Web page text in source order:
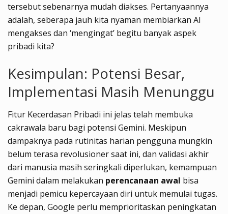
tersebut sebenarnya mudah diakses. Pertanyaannya
adalah, seberapa jauh kita nyaman membiarkan AI
mengakses dan ‘mengingat’ begitu banyak aspek
pribadi kita?
Kesimpulan: Potensi Besar,
Implementasi Masih Menunggu
Fitur Kecerdasan Pribadi ini jelas telah membuka
cakrawala baru bagi potensi Gemini. Meskipun
dampaknya pada rutinitas harian pengguna mungkin
belum terasa revolusioner saat ini, dan validasi akhir
dari manusia masih seringkali diperlukan, kemampuan
Gemini dalam melakukan perencanaan awal bisa
menjadi pemicu kepercayaan diri untuk memulai tugas.
Ke depan, Google perlu memprioritaskan peningkatan